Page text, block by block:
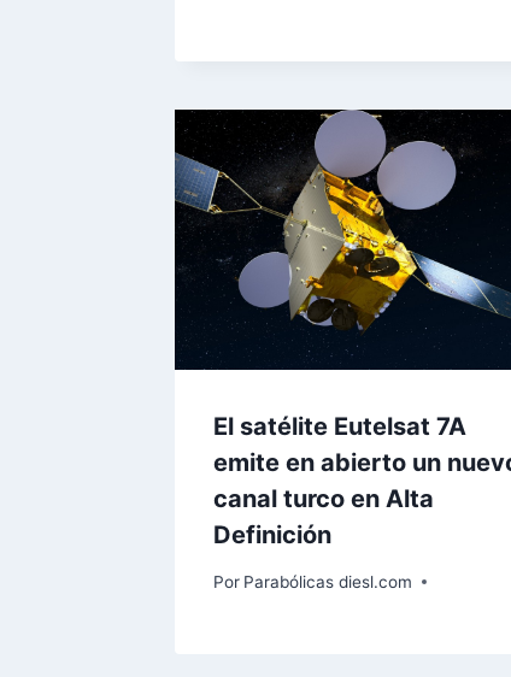
El satélite Eutelsat 7A
emite en abierto un
canal turco en Alta
Definición
Por Parabólicas diesl.com